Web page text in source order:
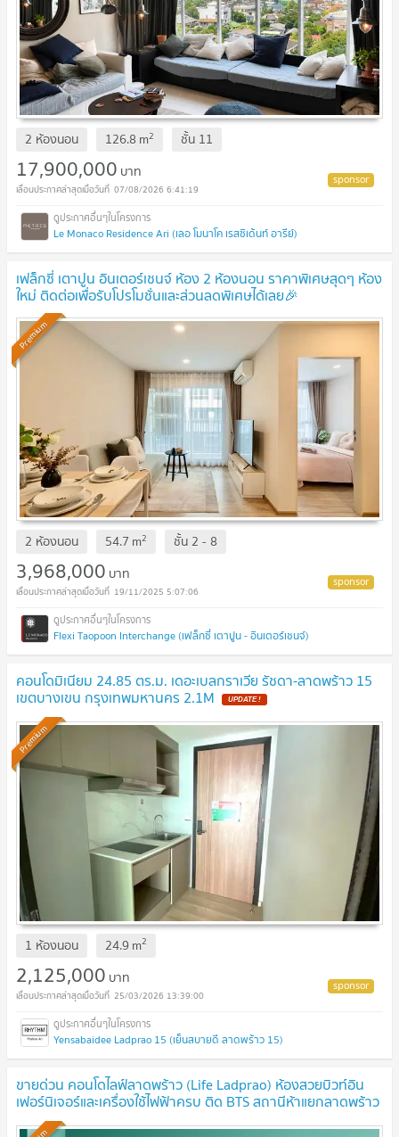
2 ห้องนอน 126.8m2 ชั้น 11
17,900,000 บาท
07/08/2026 6:41:19
Le Monaco Residence Ari (เลอ โมนาโค เรสซิเด้นท์ อารีย์)
เฟล็กซี่ เตาปูน อินเตอร์เชนจ์ ห้อง 2 ห้องนอน ราคาพิเศษสุดๆ ห้อง
ใหม่ ติดต่อเพื่อรับโปรโมชั่นและส่วนลดพิเศษได้เลย🎉
Premium
2 ห้องนอน 54.7 m2 ชั้น 2 - 8
3,968,000 บาท
19/11/2025 5:07:06
Flexi Taopoon Interchange (เฟล็กซี่ เตาปูน - อินเตอร์เชนจ์)
คอนโดมิเนียม 24.85 ตร.ม. เดอะเบลกราเวีย รัชดา-ลาดพร้าว 15
เขตบางเขน กรุงเทพมหานคร 2.1M
Premium
1 ห้องนอน 24.9 m2
2,125,000 บาท
25/03/2026 13:39:00
Yensabaidee Ladprao 15 (เย็นสบายดี ลาดพร้าว 15)
ขายด่วน คอนโดไลฟ์ลาดพร้าว (Life Ladprao) ห้องสวยบิวท์อิน
เฟอร์นิเจอร์และเครื่องใช้ไฟฟ้าครบ ติด BTS สถานีห้าแยกลาดพร้าว
-SW003575